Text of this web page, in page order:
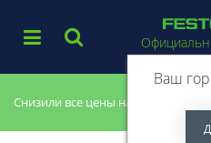
Снизили все цены на 20%, успей
Ваш